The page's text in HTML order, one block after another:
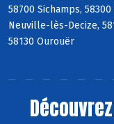
58700 Sichamps,
Neuville-lès-Decize,
58130 Ourouër